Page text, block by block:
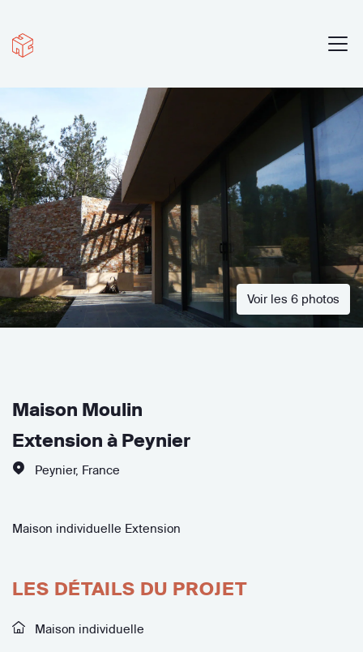
Voir les 6 photos
Maison Moulin
Extension à Peynier
Peynier, France
Maison individuelle Extension
LES DÉTAILS DU PROJET
Maison individuelle